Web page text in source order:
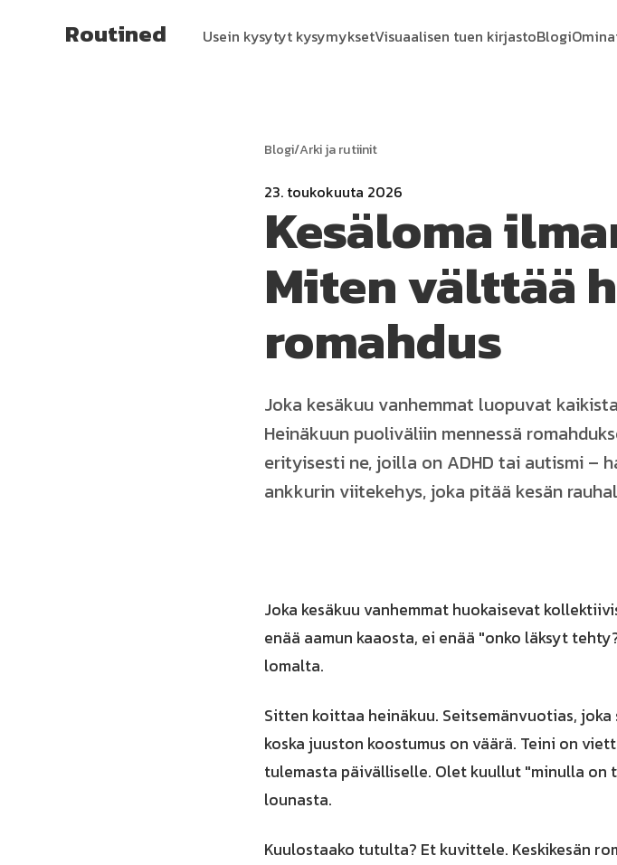
Routined Usein kysytyt kysymyksetVisuaalisen tuen kirjastoBlogi
Blogi/Arki ja rutiinit
23. toukokuuta 2026
Kesäloma
Miten välttää
romahdus
Joka kesäkuu vanhemmat luopuvat
Heinäkuun puoliväliin mennessä
erityisesti ne, joilla on ADHD tai autismi –
ankkurin viitekehys, joka pitää kesän
Joka kesäkuu vanhemmat huokaisevat
enää aamun kaaosta, ei enää "onko läksyt
lomalta.
Sitten koittaa heinäkuu. Seitsemänvuotias,
koska juuston koostumus on väärä. Teini on
tulemasta päivälliselle. Olet kuullut "minulla on
lounasta.
Kuulostaako tutulta? Et kuvittele. Keskikesän